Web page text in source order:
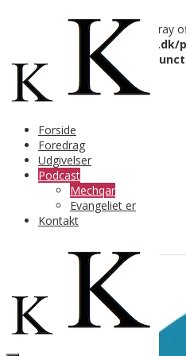
Forside
Foredrag
Udgivelser
Podcast
Mechqar
Evangeliet er
Kontakt
: Trying to access array
/var/www/kasperbergholt.dk/
content/themes/fruitful/
Mechqar